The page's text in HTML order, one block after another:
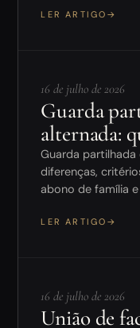
LER ARTIGO →
16 de julho de 2026
Guarda
alternada:
Guarda partilhada
diferenças,
abono de família
LER ARTIGO →
16 de julho de 2026
União de